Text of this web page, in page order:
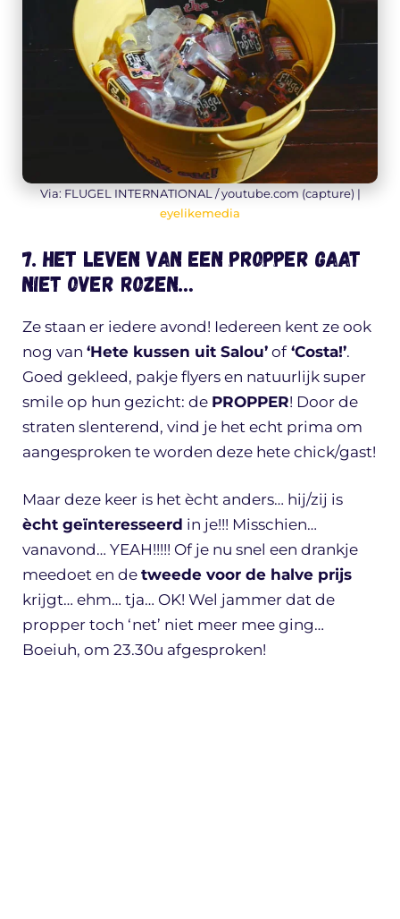
Via: FLUGEL INTERNATIONAL / youtube.com (capture) |
eyelikemedia
7. Het leven van een propper gaat
niet over rozen…
Ze staan er iedere avond! Iedereen kent ze ook
nog van ‘Hete kussen uit Salou’ of‘Costa!’.
Goed gekleed, pakje flyers en natuurlijk super
smile op hun gezicht: de PROPPER! Door de
straten slenterend, vind je het echt prima om
aangesproken te worden deze hete chick/gast!
Maar deze keer is het ècht anders… hij/zij is
ècht geïnteresseerd in je!!! Misschien…
vanavond… YEAH!!!!! Of je nu snel een drankje
meedoet en de tweede voor de halve prijs
krijgt… ehm… tja… OK! Wel jammer dat de
propper toch ‘net’ niet meer mee ging…
Boeiuh, om 23.30u afgesproken!